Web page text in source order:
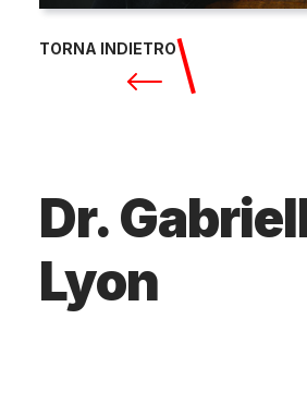
TORNA INDIETRO
Dr.
Lyon